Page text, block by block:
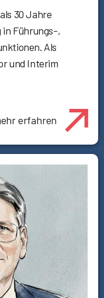
30 Jahre
Führungs-,
Als
und Interim
erfahren